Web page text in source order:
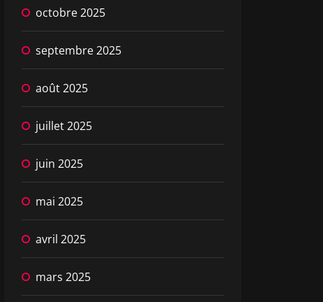
octobre 2025
septembre 2025
août 2025
juillet 2025
juin 2025
mai 2025
avril 2025
mars 2025